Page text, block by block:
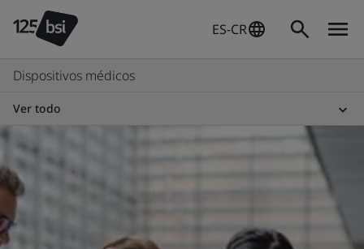
ES-CR
Dispositivos médicos
Ver todo